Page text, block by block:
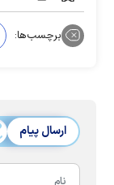
برچسب‌ها:
ارسال پیام